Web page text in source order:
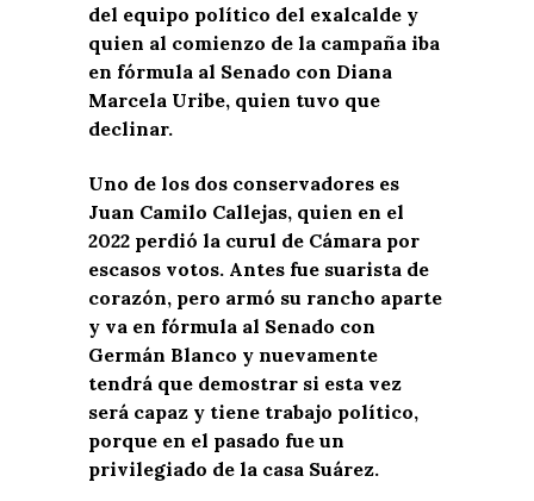
del equipo político del exalcalde y
quien al comienzo de la campaña iba
en fórmula al Senado con Diana
Marcela Uribe, quien tuvo que
declinar.
Uno de los dos conservadores es
Juan Camilo Callejas, quien en el
2022 perdió la curul de Cámara por
escasos votos. Antes fue suarista de
corazón, pero armó su rancho aparte
y va en fórmula al Senado con
Germán Blanco y nuevamente
tendrá que demostrar si esta vez
será capaz y tiene trabajo político,
porque en el pasado fue un
privilegiado de la casa Suárez.